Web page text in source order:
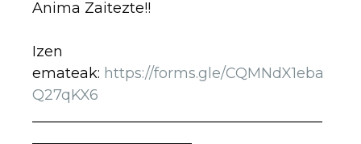
Anima Zaitezte!!
Izen
emateak: https://forms.gle/CQMNdX1eba
Q27qKX6